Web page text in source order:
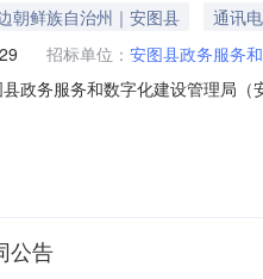
朝鲜族自治州｜安图县
通讯
招标单位： 安图县政务服务
政务服务和数字化建设管理局
)1锐捷（Ruijie）无线路由器千
公告